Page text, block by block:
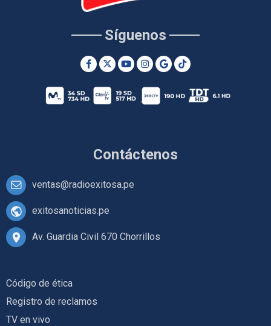
Contáctenos
ventas@radioexitosa.pe
exitosanoticias.pe
Av. Guardia Civil 670 Chorrillos
Síguenos
Código de ética
Registro de reclamos
TV en vivo